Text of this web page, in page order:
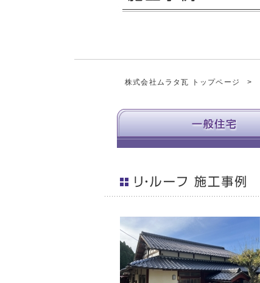
株式会社ムラタ瓦 トップページ